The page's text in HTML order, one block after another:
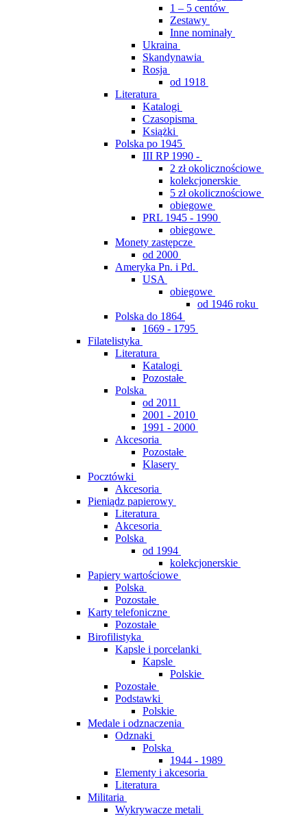
1 – 5 centów
Zestawy
Inne nominały
Ukraina
Skandynawia
Rosja
od 1918
Literatura
Katalogi
Czasopisma
Książki
Polska po 1945
III RP 1990 -
2 zł okolicznościowe
kolekcjonerskie
5 zł okolicznościowe
obiegowe
PRL 1945 - 1990
obiegowe
Monety zastępcze
od 2000
Ameryka Pn. i Pd.
USA
obiegowe
od 1946 roku
Polska do 1864
1669 - 1795
Filatelistyka
Literatura
Katalogi
Pozostałe
Polska
od 2011
2001 - 2010
1991 - 2000
Akcesoria
Pozostałe
Klasery
Pocztówki
Akcesoria
Pieniądz papierowy
Literatura
Akcesoria
Polska
od 1994
kolekcjonerskie
Papiery wartościowe
Polska
Pozostałe
Karty telefoniczne
Pozostałe
Birofilistyka
Kapsle i porcelanki
Kapsle
Polskie
Pozostałe
Podstawki
Polskie
Medale i odznaczenia
Odznaki
Polska
1944 - 1989
Elementy i akcesoria
Literatura
Militaria
Wykrywacze metali